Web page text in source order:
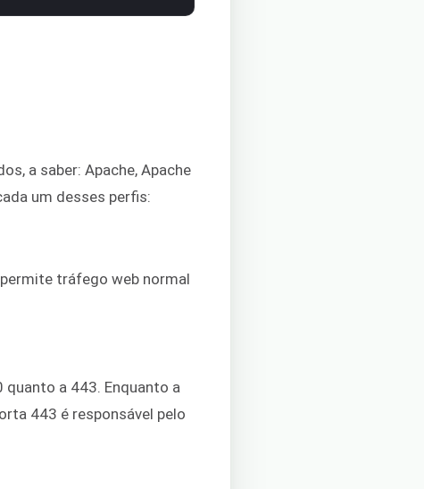
a saber: Apache, Apache
um desses perfis:
tráfego web normal
quanto a 443. Enquanto a
443 é responsável pelo